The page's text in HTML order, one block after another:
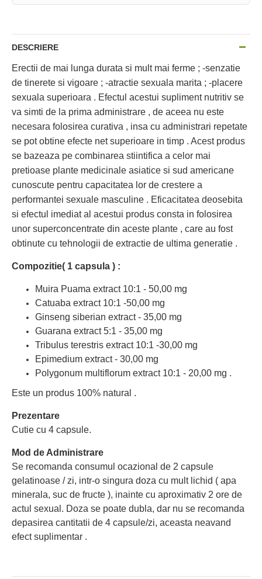
DESCRIERE
Erectii de mai lunga durata si mult mai ferme ; -senzatie
de tinerete si vigoare ; -atractie sexuala marita ; -placere
sexuala superioara . Efectul acestui supliment nutritiv se
va simti de la prima administrare , de aceea nu este
necesara folosirea curativa , insa cu administrari repetate
se pot obtine efecte net superioare in timp . Acest produs
se bazeaza pe combinarea stiintifica a celor mai
pretioase plante medicinale asiatice si sud americane
cunoscute pentru capacitatea lor de crestere a
performantei sexuale masculine . Eficacitatea deosebita
si efectul imediat al acestui produs consta in folosirea
unor superconcentrate din aceste plante , care au fost
obtinute cu tehnologii de extractie de ultima generatie .
Compozitie( 1 capsula ) :
Muira Puama extract 10:1 - 50,00 mg
Catuaba extract 10:1 -50,00 mg
Ginseng siberian extract - 35,00 mg
Guarana extract 5:1 - 35,00 mg
Tribulus terestris extract 10:1 -30,00 mg
Epimedium extract - 30,00 mg
Polygonum multiflorum extract 10:1 - 20,00 mg .
Este un produs 100% natural .
Prezentare
Cutie cu 4 capsule.
Mod de Administrare
Se recomanda consumul ocazional de 2 capsule
gelatinoase / zi, intr-o singura doza cu mult lichid ( apa
minerala, suc de fructe ), inainte cu aproximativ 2 ore de
actul sexual. Doza se poate dubla, dar nu se recomanda
depasirea cantitatii de 4 capsule/zi, aceasta neavand
efect suplimentar .